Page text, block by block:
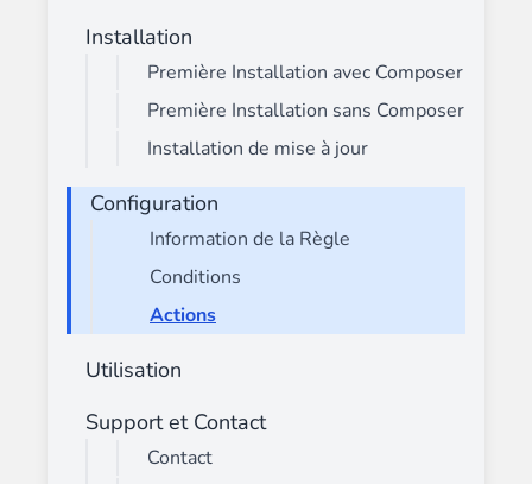
Installation
Première Installation avec Composer
Première Installation sans Composer
Installation de mise à jour
Configuration
Information de la Règle
Conditions
Actions
Utilisation
Support et Contact
Contact